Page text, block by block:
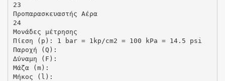
23
Προπαρασκευαστής Αέρα
24
Mονάδες µέτρησης
Πίεση (p): 1 bar = 1kp/cm2 = 100 kPa = 14.5 psi
Παροχή (Q):
∆ύναµη (F):
Mάζα (m):
Mήκος (l):